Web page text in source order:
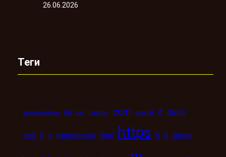
26.06.2026
Теги
astronbuildings bb car casino com crucial d daichi
dveri fi g harmoniously html https ii iii iphone